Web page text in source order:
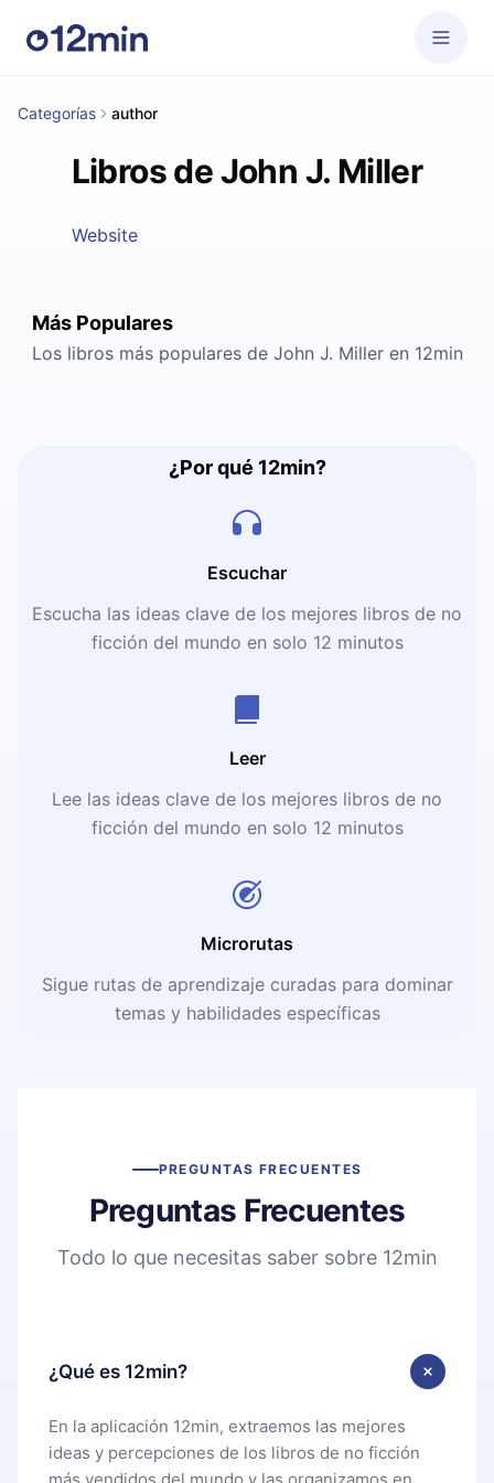
Categorías author
Libros de John J. Miller
Website
Más Populares
Los libros más populares de John J. Miller en 12min
¿Por qué 12min?
Escuchar
Escucha las ideas clave de los mejores libros de no
ficción del mundo en solo 12 minutos
Leer
Lee las ideas clave de los mejores libros de no
ficción del mundo en solo 12 minutos
Microrutas
Sigue rutas de aprendizaje curadas para dominar
temas y habilidades específicas
PREGUNTAS FRECUENTES
Preguntas Frecuentes
Todo lo que necesitas saber sobre 12min
¿Qué es 12min?
En la aplicación 12min, extraemos las mejores
ideas y percepciones de los libros de no ficción